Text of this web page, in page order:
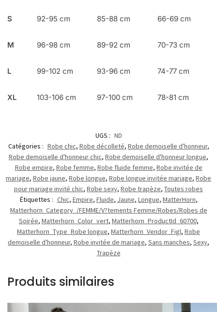
S 92-95 cm 85-88 cm 66-69 cm
M 96-98 cm 89-92 cm 70-73 cm
L 99-102 cm 93-96 cm 74-77 cm
XL 103-106 cm 97-100 cm 78-81 cm
UGS : ND
Catégories : Robe chic, Robe décolleté, Robe demoiselle d'honneur,
Robe demoiselle d'honneur chic, Robe demoiselle d'honneur longue,
Robe empire, Robe femme, Robe fluide femme, Robe invitée de
mariage, Robe jaune, Robe longue, Robe longue invitée mariage, Robe
pour mariage invité chic, Robe sexy, Robe trapèze, Toutes robes
Étiquettes : Chic, Empire, Fluide, Jaune, Longue, MatterHorn,
Matterhorn_Category_/FEMME/V?tements Femme/Robes/Robes de
Soirée, Matterhorn_Color_vert, Matterhorn_ProductId_60700,
Matterhorn_Type_Robe longue, Matterhorn_Vendor_Figl, Robe
demoiselle d'honneur, Robe invitée de mariage, Sans manches, Sexy,
Trapèze
Produits similaires